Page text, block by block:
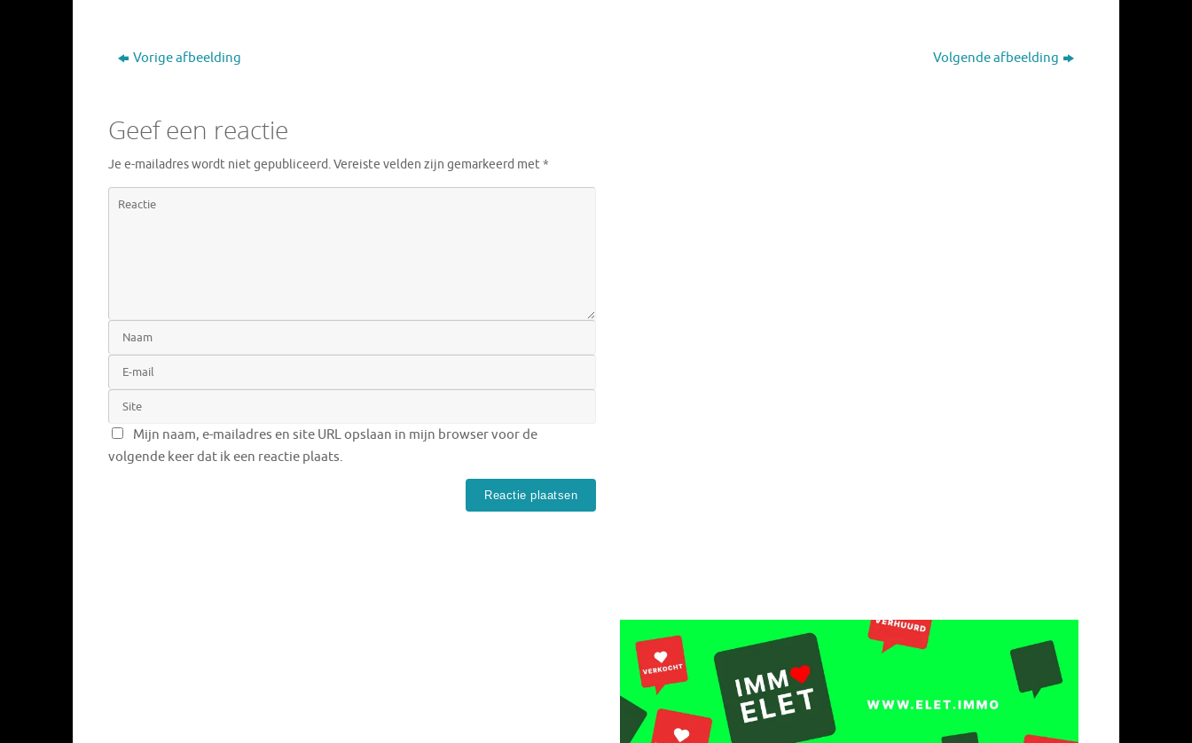
Vorige afbeelding Volgende afbeelding
Geef een reactie
Je e-mailadres wordt niet gepubliceerd.Vereiste velden zijn gemarkeerd met*
Mijn naam, e-mailadres en site URL opslaan in mijn browser voor de
volgende keer dat ik een reactie plaats.